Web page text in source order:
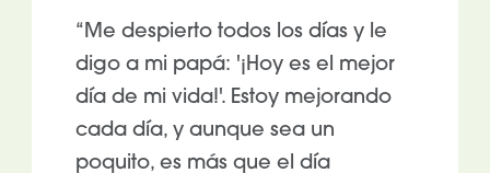
“Me despierto todos los días y le
digo a mi papá: '¡Hoy es el mejor
día de mi vida!'. Estoy mejorando
cada día, y aunque sea un
poquito, es más que el día